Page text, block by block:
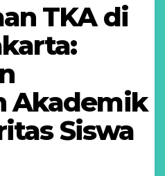
TKA di
Akademik
Siswa